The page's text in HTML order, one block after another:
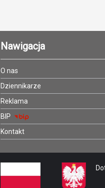
Nawigacja
O nas
Dziennikarze
Reklama
BIP
Kontakt